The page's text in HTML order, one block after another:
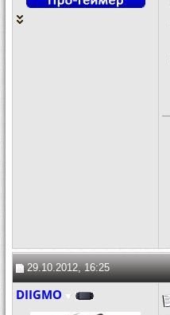
29.10.2012, 16:25
DIIGMO